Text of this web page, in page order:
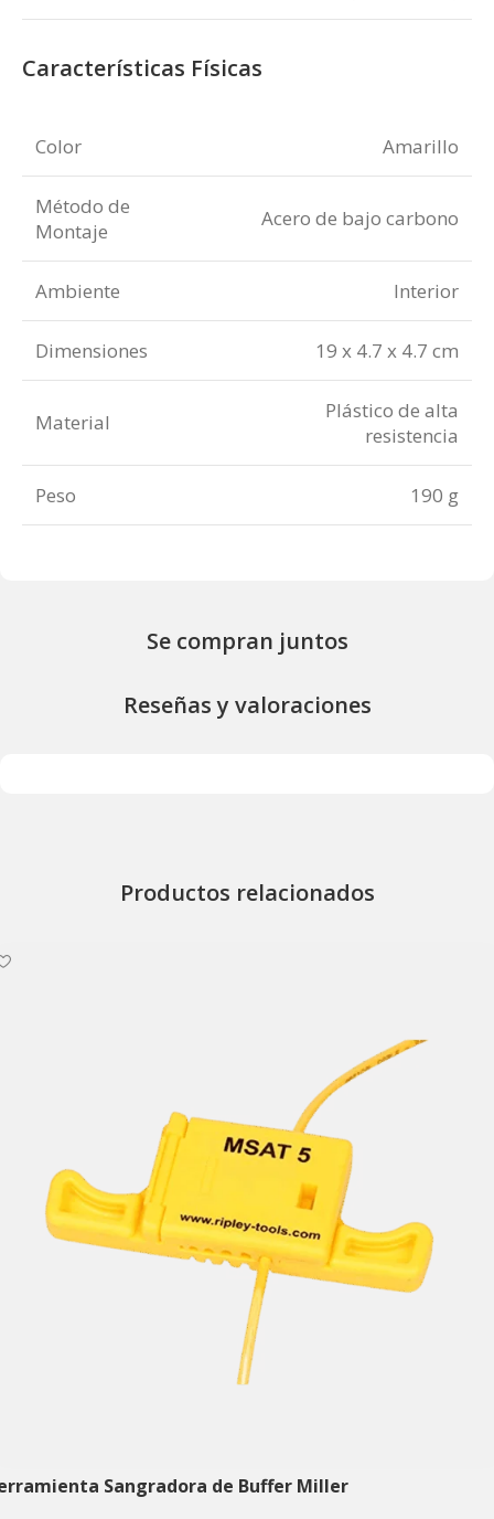
Características Físicas
Color Amarillo
Método de
Montaje
Acero de bajo carbono
Ambiente Interior
Dimensiones 19 x 4.7 x 4.7 cm
Material
Plástico de alta
resistencia
Peso 190 g
Se compran juntos
Reseñas y valoraciones
Productos relacionados
Sangradora de Buffer Miller